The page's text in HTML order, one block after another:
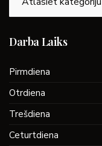
Darba Laiks
Pirmdiena
Otrdiena
Trešdiena
Ceturtdiena